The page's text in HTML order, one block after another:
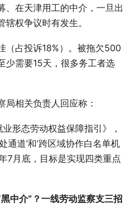
、在天津用工的中介，一旦出
权争议时有发生。
（占投诉18%）。被拖欠500
少需要15天，很多务工者选
局相关负责人回应称：
形态劳动权益保障指引》，
通道’和‘跨区域协作白名单机
7月底，目标是实现四类重点
中介”？一线劳动监察支三招